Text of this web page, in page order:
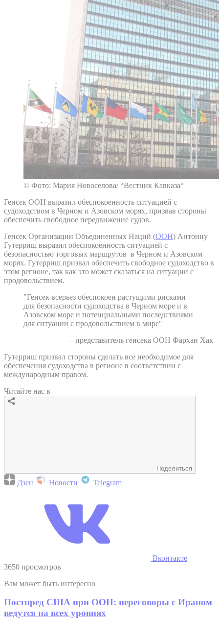
© Фото: Мария Новоселова/ “Вестник Кавказа“
Генсек ООН выразил обеспокоенность ситуацией с
судоходством в Черном и Азовском морях, призвав стороны
обеспечить свободное передвижение судов.
Генсек Организации Объединенных Наций (ООН) Антониу
Гутерриш выразил обеспокоенность ситуацией с
безопасностью торговых маршрутов в Черном и Азовском
морях. Гутерриш призвал обеспечить свободное судоходство в
этом регионе, так как это может сказаться на ситуации с
продовольствием.
"Генсек всерьез обеспокоен растущими рисками
для безопасности судоходства в Черном море и в
Азовском море и потенциальными последствиями
для ситуации с продовольствием в мире"
– представитель генсека ООН Фархан Хак
Гутерриш призвал стороны сделать все необходимое для
обеспечения судоходства в регионе в соответствии с
международным правом.
Читайте нас в
Поделиться
Дзен Новости Telegram
Вконтакте
3650 просмотров
Вам может быть интересно
Постпред США при ООН: переговоры с Ираном
ведутся на всех уровнях